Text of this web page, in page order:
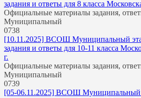
задания и ответы для 8 класса
Официальные материалы задания,
Муниципальный
0738
[10.11.2025] ВСОШ Муниципальный
задания и ответы для 10-11 класса
г.
Официальные материалы задания,
Муниципальный
0739
[05-06.11.2025] ВСОШ Муниципальный